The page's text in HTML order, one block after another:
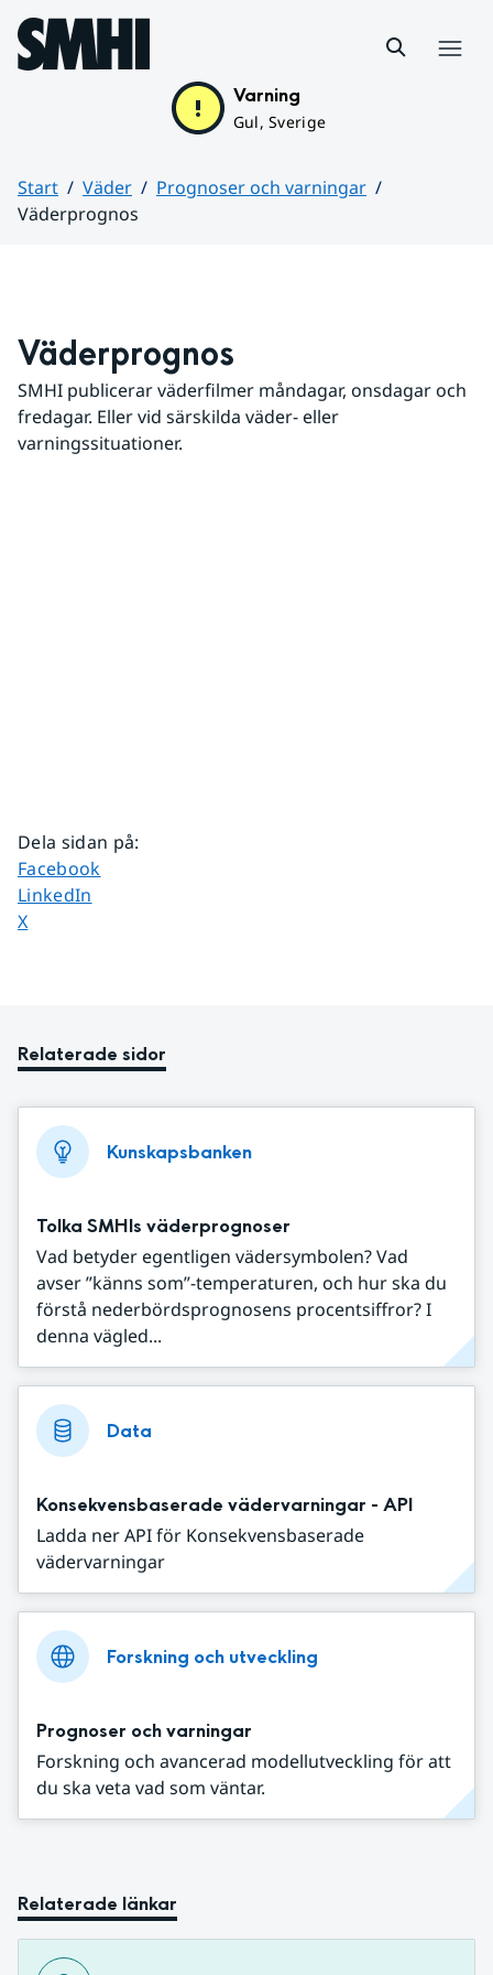
Hoppa till sidans innehåll
Varning
Gul, Sverige
Start Väder
Prognoser och varningar
Väderprognos
Väderprognos
SMHI publicerar väderfilmer måndagar, onsdagar och
fredagar. Eller vid särskilda väder- eller
varningssituationer.
Dela sidan på:
Dela sidan på
Facebook
Dela sidan på
LinkedIn
Dela sidan på
X
Relaterade sidor
Kunskapsbanken
Tolka SMHIs väderprognoser
Vad betyder egentligen vädersymbolen? Vad
avser ”känns som”-temperaturen, och hur ska du
förstå nederbördsprognosens procentsiffror? I
denna vägled...
Data
Konsekvensbaserade vädervarningar - API
Ladda ner API för Konsekvensbaserade
vädervarningar
Forskning och utveckling
Prognoser och varningar
Forskning och avancerad modellutveckling för att
du ska veta vad som väntar.
Relaterade länkar